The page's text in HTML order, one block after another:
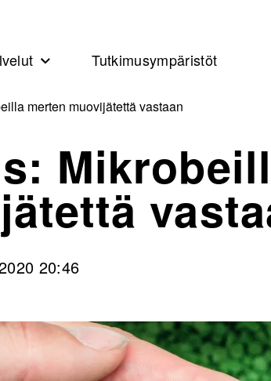
Tutkimusympäristöt
merten muovijätettä vastaan
20:46